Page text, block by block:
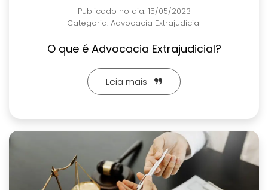
Publicado no dia: 15/05/2023
Categoria: Advocacia Extrajudicial
O que é Advocacia Extrajudicial?
Leia mais